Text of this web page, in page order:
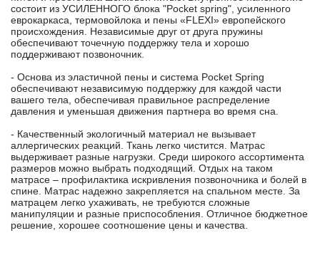
состоит из УСИЛЕННОГО блока "Pocket spring", усиленного
еврокаркаса, термовойлока и пены «FLEXI» европейского
происхождения. Независимые друг от друга пружины
обеспечивают точечную поддержку тела и хорошо
поддерживают позвоночник.
- Основа из эластичной пены и система Pocket Spring
обеспечивают независимую поддержку для каждой части
вашего тела, обеспечивая правильное распределение
давления и уменьшая движения партнера во время сна.
- Качественный экологичный материал не вызывает
аллергических реакций. Ткань легко чистится. Матрас
выдерживает разные нагрузки. Среди широкого ассортимента
размеров можно выбрать подходящий. Отдых на таком
матрасе – профилактика искривления позвоночника и болей в
спине. Матрас надежно закрепляется на спальном месте. За
матрацем легко ухаживать, не требуются сложные
манипуляции и разные приспособления. Отличное бюджетное
решение, хорошее соотношение цены и качества.